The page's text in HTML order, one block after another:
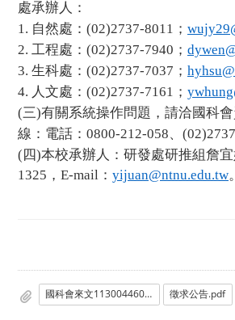
處承辦人：
1. 自然處：(02)2737-8011；
2. 工程處：(02)2737-7940；
3. 生科處：(02)2737-7037；
4. 人文處：(02)2737-7161；
(三)有關系統操作問題，請洽國科
線：電話：0800-212-058、
(四)本校承辦人：研發處研推組詹
1325，E-mail： yijuan@ntnu.edu.tw。
國科會來文1130044607.pdf 徵求公告.pdf